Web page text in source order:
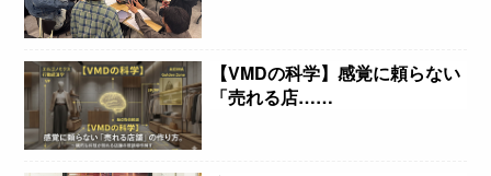
【VMDの科学】感覚に頼らない
「売れる店……